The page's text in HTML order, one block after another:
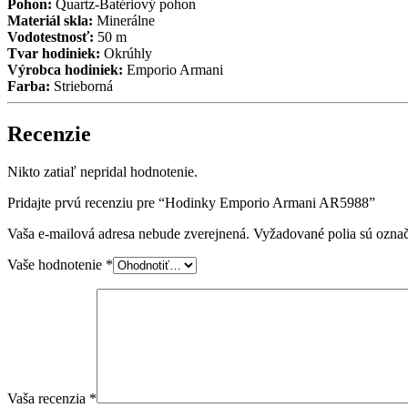
Pohon: Quartz-Batériový pohon
Materiál skla: Minerálne
Vodotestnosť: 50 m
Tvar hodiniek: Okrúhly
Výrobca hodiniek: Emporio Armani
Farba: Strieborná
Recenzie
Nikto zatiaľ nepridal hodnotenie.
Pridajte prvú recenziu pre “Hodinky Emporio Armani AR5988”
Vaša e-mailová adresa nebude zverejnená. Vyžadované polia sú
Vaše hodnotenie *
Vaša recenzia *